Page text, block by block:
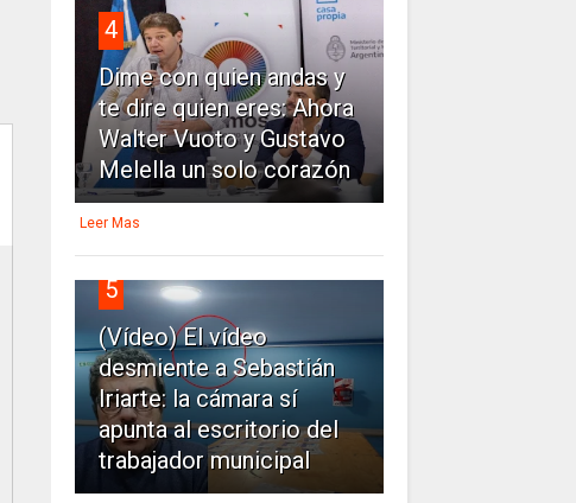
4
Dime con quien andas y
te dire quien eres: Ahora
Walter Vuoto y Gustavo
Melella un solo corazón
Leer Mas
5
(Vídeo) El vídeo
desmiente a Sebastián
Iriarte: la cámara sí
apunta al escritorio del
trabajador municipal